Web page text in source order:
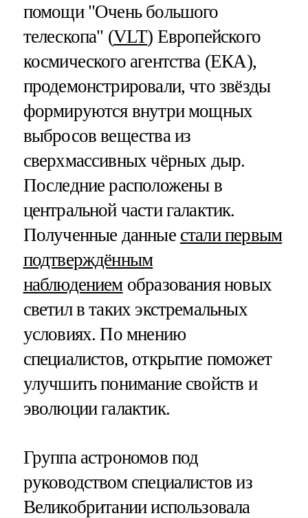
помощи "Очень большого
телескопа" (VLT) Европейского
космического агентства (ЕКА),
продемонстрировали, что звёзды
формируются внутри мощных
выбросов вещества из
сверхмассивных чёрных дыр.
Последние расположены в
центральной части галактик.
Полученные данные стали первым
подтверждённым
наблюдениемобразования новых
светил в таких экстремальных
условиях. По мнению
специалистов, открытие поможет
улучшить понимание свойств и
эволюции галактик.
Группа астрономов под
руководством специалистов из
Великобритании использовала